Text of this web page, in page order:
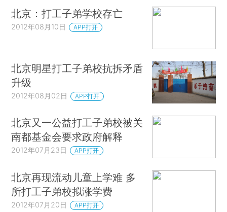
北京：打工子弟学校存亡
2012年08月10日 APP打开
北京明星打工子弟校抗拆矛盾
升级
2012年08月02日 APP打开
北京又一公益打工子弟校被关
南都基金会要求政府解释
2012年07月23日 APP打开
北京再现流动儿童上学难 多
所打工子弟校拟涨学费
2012年07月20日 APP打开